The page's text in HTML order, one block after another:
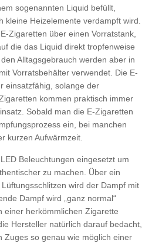
sogenannten Liquid befüllt,
kleine Heizelemente verdampft wird.
Zigaretten über einen Vorratstank,
die das Liquid direkt tropfenweise
Alltagsgebrauch werden aber in
Vorratsbehälter verwendet. Die E-
einsatzfähig, solange der
kommen praktisch immer
Sobald man die E-Zigaretten
ein, bei manchen
kurzen Aufwärmzeit.
Beleuchtungen eingesetzt um
zu machen. Über ein
wird der Dampf mit
Dampf wird „ganz normal“
einer herkömmlichen Zigarette
Hersteller natürlich darauf bedacht,
Zuges so genau wie möglich einer